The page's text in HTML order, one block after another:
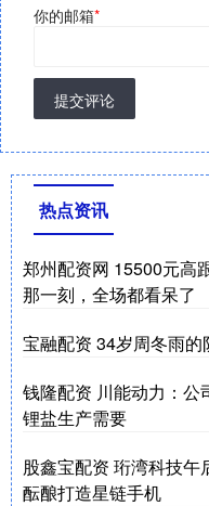
你的邮箱*
提交评论
热点资讯
郑州配资网 15500元高
那一刻，全场都看呆了
宝融配资 34岁周冬雨
钱隆配资 川能动力：公
锂盐生产需要
股鑫宝配资 珩湾科技
酝酿打造星链手机